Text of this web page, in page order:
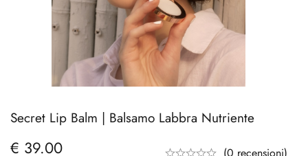
Secret Lip Balm | Balsamo Labbra Nutriente
€ 39.00 (0 recensioni)